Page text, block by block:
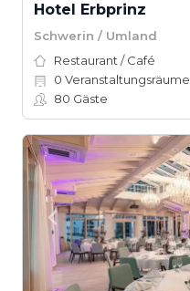
Hotel Erbprinz
Schwerin / Umland
Restaurant / Café
0 Veranstaltungsräume
80 Gäste